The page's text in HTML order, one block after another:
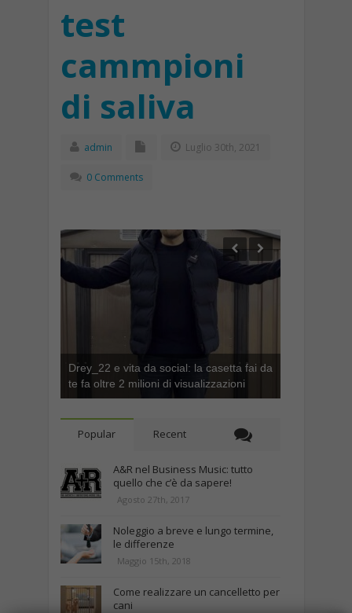
test
cammpioni
di saliva
admin Luglio 30th, 2021
0 Comments
Drey_22 e vita da social: la casetta fai da
te fa oltre 2 milioni di visualizzazioni
Popular Recent
A&R nel Business Music: tutto
quello che c’è da sapere!
Agosto 27th, 2017
Noleggio a breve e lungo termine,
le differenze
Maggio 15th, 2018
Come realizzare un cancelletto per
cani